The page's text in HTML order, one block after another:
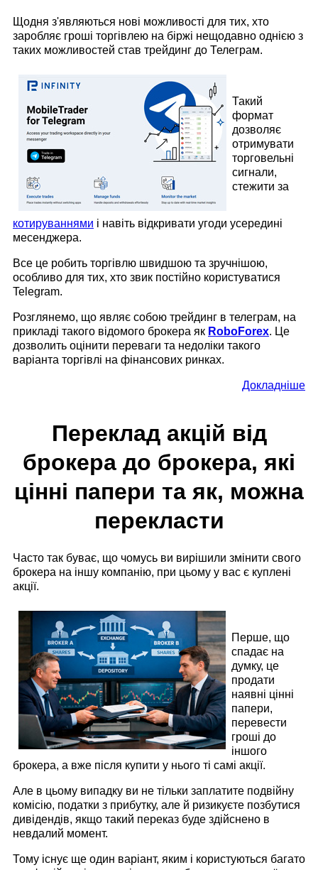
Щодня з'являються нові можливості для тих, хто
заробляє гроші торгівлею на біржі нещодавно однією з
таких можливостей став трейдинг до Телеграм.
Такий
формат
дозволяє
отримувати
торговельні
сигнали,
стежити за
котируваннями і навіть відкривати угоди усередині
месенджера.
Все це робить торгівлю швидшою та зручнішою,
особливо для тих, хто звик постійно користуватися
Telegram.
Розглянемо, що являє собою трейдинг в телеграм, на
прикладі такого відомого брокера як RoboForex. Це
дозволить оцінити переваги та недоліки такого
варіанта торгівлі на фінансових ринках.
Докладніше
Переклад акцій від
брокера до брокера, які
цінні папери та як, можна
перекласти
Часто так буває, що чомусь ви вирішили змінити свого
брокера на іншу компанію, при цьому у вас є куплені
акції.
Перше, що
спадає на
думку, це
продати
наявні цінні
папери,
перевести
гроші до
іншого
брокера, а вже після купити у нього ті самі акції.
Але в цьому випадку ви не тільки заплатите подвійну
комісію, податки з прибутку, але й ризикуєте позбутися
дивідендів, якщо такий переказ буде здійснено в
невдалий момент.
Тому існує ще один варіант, яким і користуються багато